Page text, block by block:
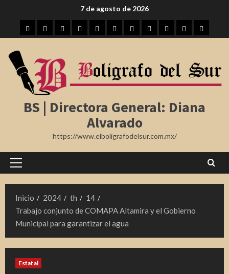
contenido
7 de agosto de 2026
InicioTampicoMaderoAltamiraTamaulipas
RegiónNota MéxicoInternacional
Farándula
BS | Directora General: Diana
Alvarado
https://www.elboligrafodelsur.com.mx/
Menú
Inicio
2024 th
14
Trabajo conjunto de COMAPA Altamira y el Gobierno
Municipal para garantizar el agua
Estatal